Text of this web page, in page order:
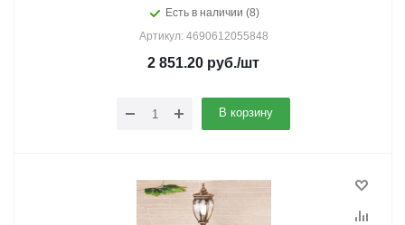
Есть в наличии (8)
Артикул: 4690612055848
2 851.20 руб./шт
В корзину